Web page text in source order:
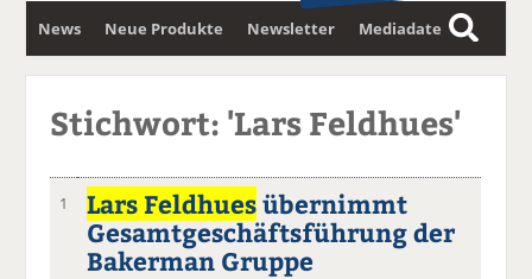
News Neue Produkte Newsletter Mediadaten
S
u
h
Stichwort: 'Lars Feldhues'
1 Lars Feldhuesübernimmt
Gesamtgeschäftsführung der
Bakerman Gruppe